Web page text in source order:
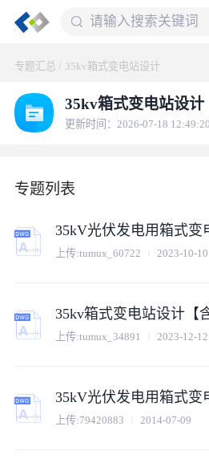
专题汇总 / 35kv箱式变电站设计
35kv箱式变电站设计
更新时间：2026-07-18 12:49:20
专题列表
35kV光伏发电用箱式变
上传:tumux_60722 2023-10-10
35kv箱式变电站设计【
上传:tumux_34891 2023-12-12
35kV光伏发电用箱式变
上传:79420883 2014-07-09